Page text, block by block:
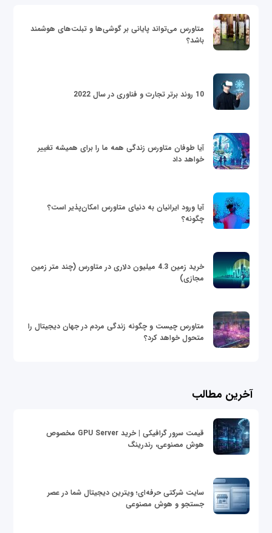
متاورس می‌تواند پایانی بر گوشی‌ها و تبلت‌های هوشمند
باشد؟
10 روند برتر تجارت و فناوری در سال 2022
آیا طوفان متاورس زندگی همه ما را برای همیشه تغییر
خواهد داد
آیا ورود ایرانیان به دنیای متاورس امکان‌پذیر است؟
چگونه؟
خرید زمین 4.3 میلیون دلاری در متاورس (چند متر زمین
مجازی)
متاورس چیست و چگونه زندگی مردم در جهان دیجیتال را
متحول خواهد کرد؟
آخرین مطالب
قیمت سرور گرافیکی | خرید GPU Server مخصوص
هوش مصنوعی، رندرینگ
سایت شرکتی حرفه‌ای؛ ویترین دیجیتال شما در عصر
جستجو و هوش مصنوعی